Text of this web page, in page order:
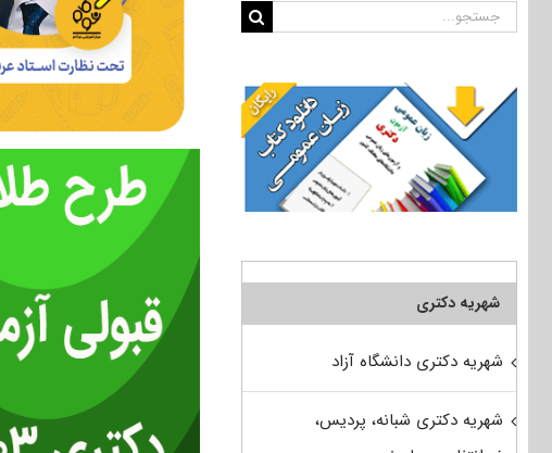
جستجو
شهریه دکتری
شهریه دکتری دانشگاه آزاد
شهریه دکتری شبانه، پردیس،